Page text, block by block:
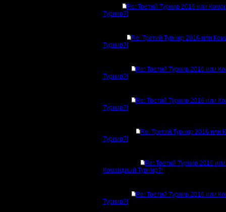
Re: Третий Турнир 2016 или
Турнир?!
Re: Третий Турнир 2016 или
Турнир?!
Re: Третий Турнир 2016 или
Турнир?!
Re: Третий Турнир 2016 или
Турнир?!
Re: Третий Турнир 2016 или
Турнир?!
Re: Третий Турнир 2016 или
Командный Турнир?!
Re: Третий Турнир 2016 или
Турнир?!